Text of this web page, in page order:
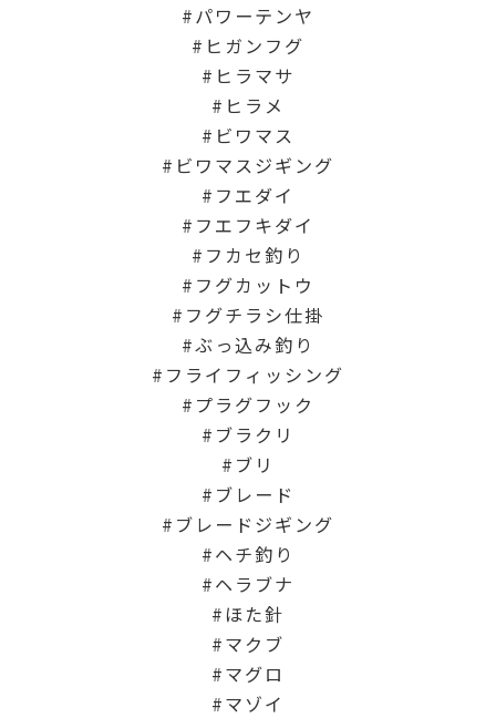
パワーテンヤ
ヒガンフグ
ヒラマサ
ヒラメ
ビワマス
ビワマスジギング
フエダイ
フエフキダイ
フカセ釣り
フグカットウ
フグチラシ仕掛
ぶっ込み釣り
フライフィッシング
プラグフック
ブラクリ
ブリ
ブレード
ブレードジギング
ヘチ釣り
ヘラブナ
ほた針
マクブ
マグロ
マゾイ